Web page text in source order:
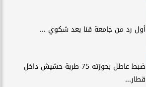
أول رد من جامعة قنا بعد شكوي ...
ضبط عاطل بحوزته 75 طربة حشيش داخل
قطار...